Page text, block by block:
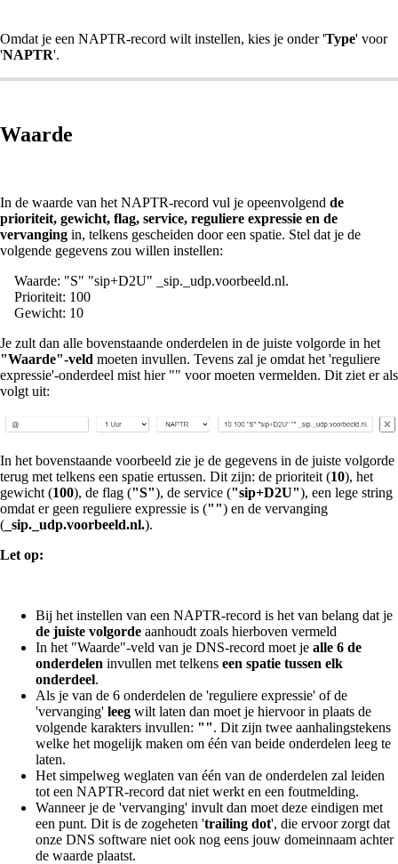
Omdat je een NAPTR-record wilt instellen, kies je onder 'Type' voor
'NAPTR'.
Waarde
In de waarde van het NAPTR-record vul je opeenvolgend de
prioriteit, gewicht, flag, service, reguliere expressie en de
vervanging in, telkens gescheiden door een spatie. Stel dat je de
volgende gegevens zou willen instellen:
Waarde: "S" "sip+D2U" _sip._udp.voorbeeld.nl.
Prioriteit: 100
Gewicht: 10
Je zult dan alle bovenstaande onderdelen in de juiste volgorde in het
"Waarde"-veld moeten invullen. Tevens zal je omdat het 'reguliere
expressie'-onderdeel mist hier "" voor moeten vermelden. Dit ziet er als
volgt uit:
In het bovenstaande voorbeeld zie je de gegevens in de juiste volgorde
terug met telkens een spatie ertussen. Dit zijn: de prioriteit (10), het
gewicht (100), de flag ("S"), de service ("sip+D2U"), een lege string
omdat er geen reguliere expressie is ("") en de vervanging
( _sip._udp.voorbeeld.nl.).
Let op:
Bij het instellen van een NAPTR-record is het van belang dat je
de juiste volgorde aanhoudt zoals hierboven vermeld
In het "Waarde"-veld van je DNS-record moet je alle 6 de
onderdelen invullen met telkens een spatie tussen elk
onderdeel.
Als je van de 6 onderdelen de 'reguliere expressie' of de
'vervanging' leeg wilt laten dan moet je hiervoor in plaats de
volgende karakters invullen: "". Dit zijn twee aanhalingstekens
welke het mogelijk maken om één van beide onderdelen leeg te
laten.
Het simpelweg weglaten van één van de onderdelen zal leiden
tot een NAPTR-record dat niet werkt en een foutmelding.
Wanneer je de 'vervanging' invult dan moet deze eindigen met
een punt. Dit is de zogeheten 'trailing dot', die ervoor zorgt dat
onze DNS software niet ook nog eens jouw domeinnaam achter
de waarde plaatst.